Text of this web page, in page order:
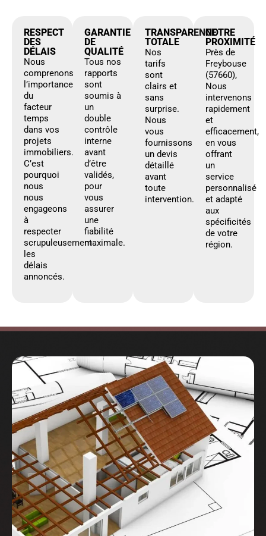
RESPECT
DES
DÉLAIS
Nous
comprenons
l’importance
du
facteur
temps
dans vos
projets
immobiliers.
C’est
pourquoi
nous
nous
engageons
à
respecter
scrupuleusement
les
délais
annoncés.
GARANTIE
DE
QUALITÉ
Tous nos
rapports
sont
soumis à
un
double
contrôle
interne
avant
d’être
validés,
pour
vous
assurer
une
fiabilité
maximale.
TRANSPARENCE
TOTALE
Nos
tarifs
sont
clairs et
sans
surprise.
Nous
vous
fournissons
un devis
détaillé
avant
toute
intervention.
NOTRE
PROXIMITÉ
Près de
Freybouse
(57660),
Nous
intervenons
rapidement
et
efficacement,
en vous
offrant
un
service
personnalisé
et adapté
aux
spécificités
de votre
région.